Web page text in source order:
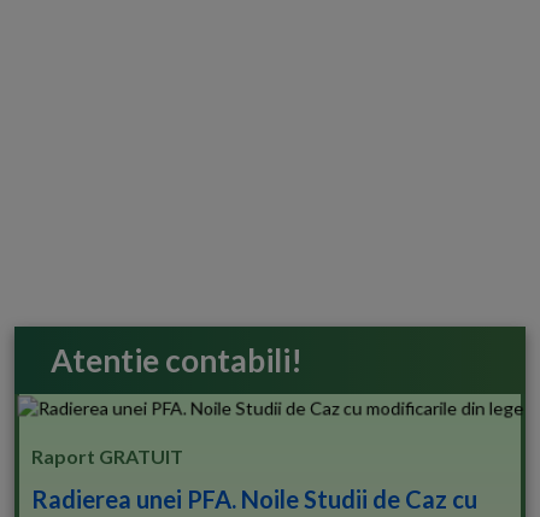
Atentie contabili!
Raport GRATUIT
Radierea unei PFA. Noile Studii de Caz cu